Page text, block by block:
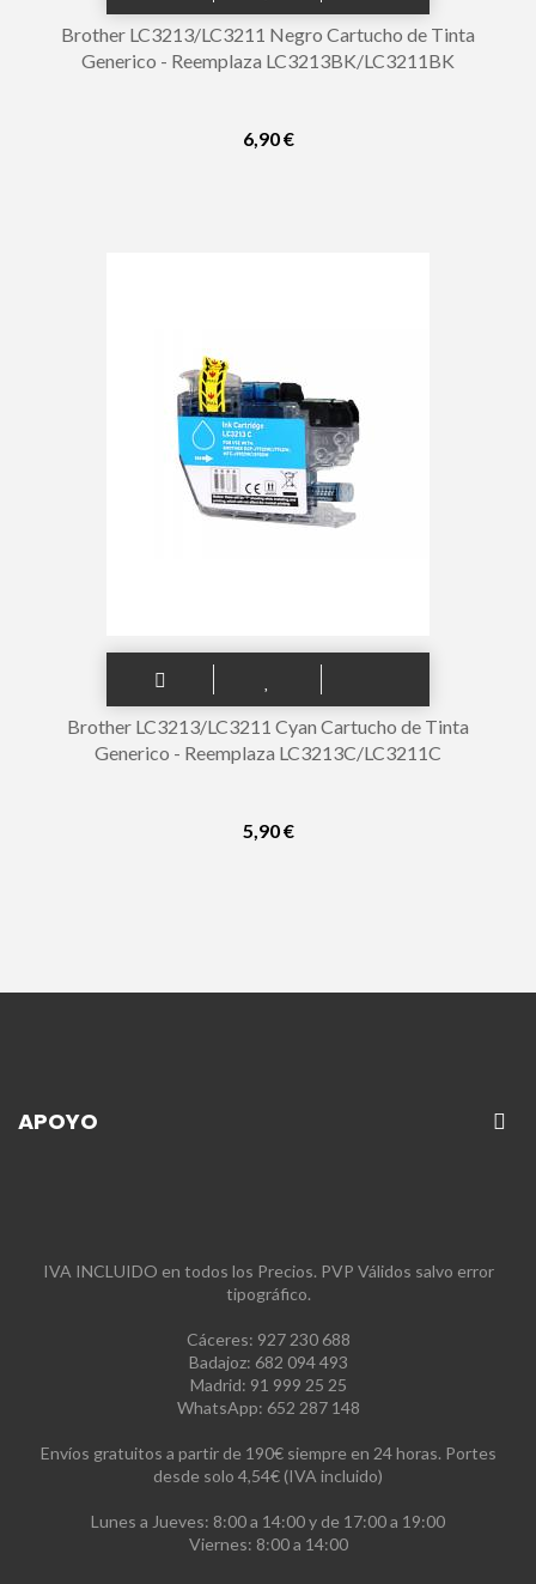
Brother LC3213/LC3211 Negro Cartucho de Tinta
Generico - Reemplaza LC3213BK/LC3211BK
6,90 €
Brother LC3213/LC3211 Cyan Cartucho de Tinta
Generico - Reemplaza LC3213C/LC3211C
5,90 €
APOYO
IVA INCLUIDO en todos los Precios. PVP Válidos salvo error
tipográfico.
Cáceres: 927 230 688
Badajoz: 682 094 493
Madrid: 91 999 25 25
WhatsApp: 652 287 148
Envíos gratuitos a partir de 190€ siempre en 24 horas. Portes
desde solo 4,54€ (IVA incluido)
Lunes a Jueves: 8:00 a 14:00 y de 17:00 a 19:00
Viernes: 8:00 a 14:00